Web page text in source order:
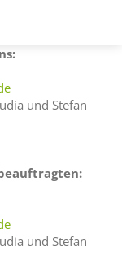
und Stefan
und Stefan